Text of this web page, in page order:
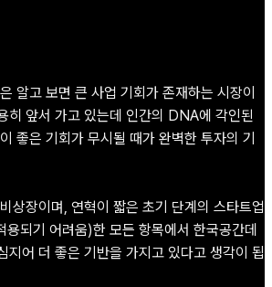
알고 보면 큰 사업 기회가 존재하는 시장이
히 앞서 가고 있는데 인간의 DNA에 각인된
좋은 기회가 무시될 때가 완벽한 투자의 기
상장이며, 연혁이 짧은 초기 단계의 스타트업
되기 어려움)한 모든 항목에서 한국공간데
지어 더 좋은 기반을 가지고 있다고 생각이 됩